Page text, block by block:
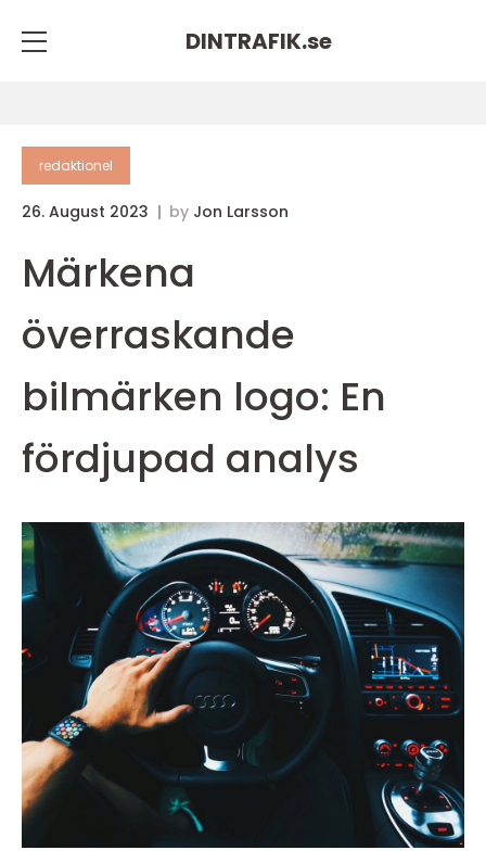
DINTRAFIK.se
redaktionel
26. August 2023 by Jon Larsson
Märkena
överraskande
bilmärken logo: En
fördjupad analys